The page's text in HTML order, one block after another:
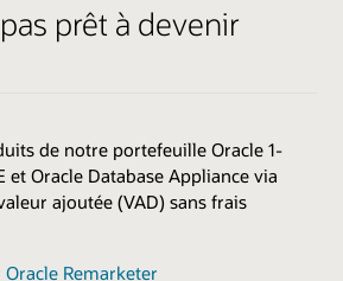
Cloud
les catalyseurs et avantages
d'expertises
prêt à devenir
de notre portefeuille Oracle 1-
et Oracle Database Appliance via
ajoutée (VAD) sans frais
Oracle Remarketer